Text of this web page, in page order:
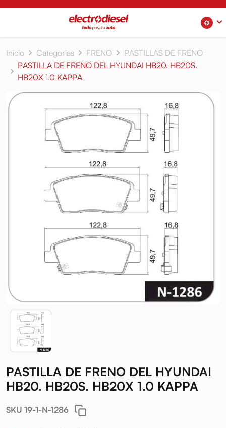
Inicio Categorias FRENO
PASTILLAS DE FRENO
PASTILLA DE FRENO DEL HYUNDAI HB20. HB20S.
HB20X 1.0 KAPPA
PASTILLA DE FRENO DEL HYUNDAI
HB20. HB20S. HB20X 1.0 KAPPA
SKU 19-1-N-1286